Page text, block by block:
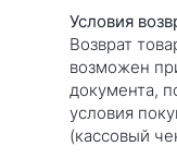
Условия
Возврат
возможен
документа,
условия
(кассовый